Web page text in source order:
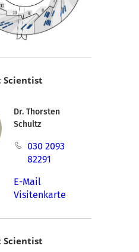
Dr. Thorsten
Schultz
030 2093
82291
E-Mail
Visitenkarte